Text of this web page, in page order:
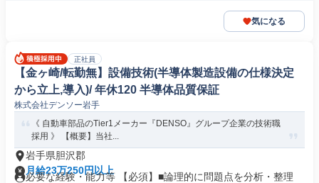
気になる
正社員
【金ヶ崎/転勤無】設備技術(半導体製造設備の仕様決定
から立上,導入)/ 年休120 半導体品質保証
株式会社デンソー岩手
《 自動車部品のTier1メーカー『DENSO』グループ企業の技術職
採用 》 【概要】当社...
岩手県胆沢郡
月給23万250円以上
必要な経験・能力等 【必須】■論理的に問題点を分析・整理